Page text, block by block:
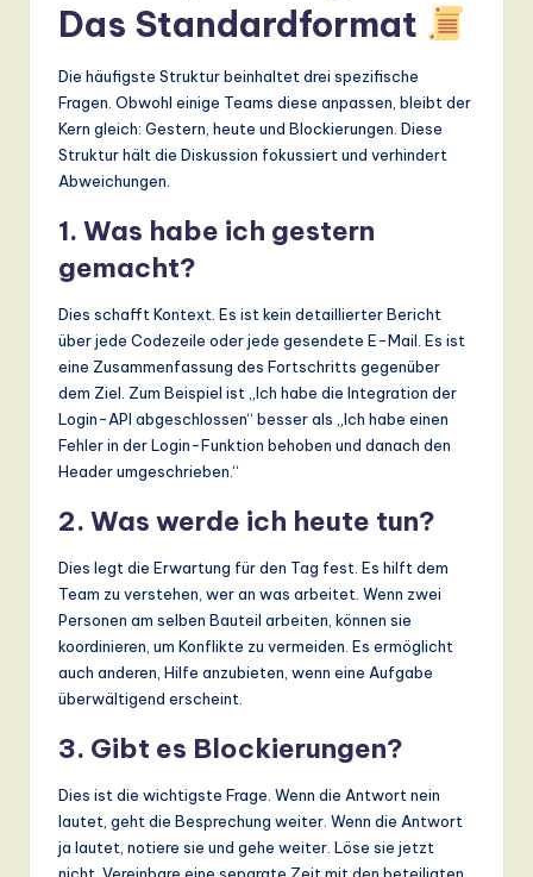
Das Standardformat
Die häufigste Struktur beinhaltet drei spezifische
Fragen. Obwohl einige Teams diese anpassen, bleibt der
Kern gleich: Gestern, heute und Blockierungen. Diese
Struktur hält die Diskussion fokussiert und verhindert
Abweichungen.
1. Was habe ich gestern
gemacht?
Dies schafft Kontext. Es ist kein detaillierter Bericht
über jede Codezeile oder jede gesendete E-Mail. Es ist
eine Zusammenfassung des Fortschritts gegenüber
dem Ziel. Zum Beispiel ist „Ich habe die Integration der
Login-API abgeschlossen“ besser als „Ich habe einen
Fehler in der Login-Funktion behoben und danach den
Header umgeschrieben.“
2. Was werde ich heute tun?
Dies legt die Erwartung für den Tag fest. Es hilft dem
Team zu verstehen, wer an was arbeitet. Wenn zwei
Personen am selben Bauteil arbeiten, können sie
koordinieren, um Konflikte zu vermeiden. Es ermöglicht
auch anderen, Hilfe anzubieten, wenn eine Aufgabe
überwältigend erscheint.
3. Gibt es Blockierungen?
Dies ist die wichtigste Frage. Wenn die Antwort nein
lautet, geht die Besprechung weiter. Wenn die Antwort
ja lautet, notiere sie und gehe weiter. Löse sie jetzt
nicht. Vereinbare eine separate Zeit mit den beteiligten